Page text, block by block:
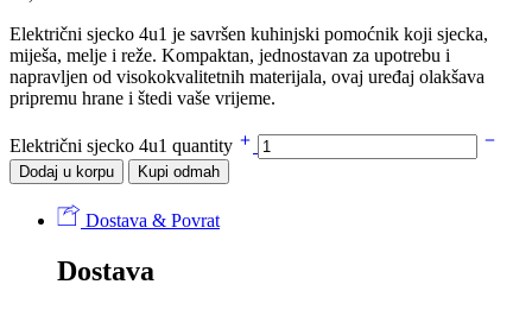
Električni sjecko 4u1 je savršen kuhinjski pomoćnik koji sjecka,
miješa, melje i reže. Kompaktan, jednostavan za upotrebu i
napravljen od visokokvalitetnih materijala, ovaj uređaj olakšava
pripremu hrane i štedi vaše vrijeme.
Električni sjecko 4u1 quantity
Dodaj u korpu Kupi odmah
Dostava & Povrat
Dostava